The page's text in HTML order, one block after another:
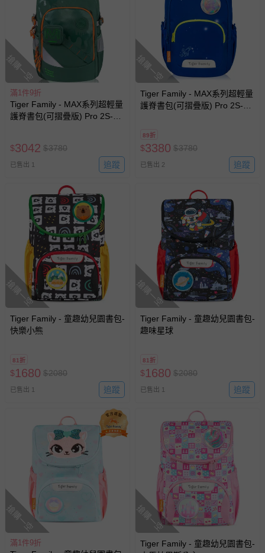
搶購一空
滿1件9折
Tiger Family - MAX系列超輕量
護脊書包(可摺疊版) Pro 2S-綠
$3042 $3780
已售出 1 追蹤
搶購一空
Tiger Family - MAX系列超輕量
護脊書包(可摺疊版) Pro 2S-藍
89折
$3380 $3780
已售出 2 追蹤
搶購一空
Tiger Family - 童趣幼兒園書包-
快樂小熊
81折
$1680 $2080
已售出 1 追蹤
搶購一空
Tiger Family - 童趣幼兒園書包-
趣味星球
81折
$1680 $2080
已售出 1 追蹤
搶購一空
滿1件9折
搶購一空
Tiger Family - 童趣幼兒園書包-